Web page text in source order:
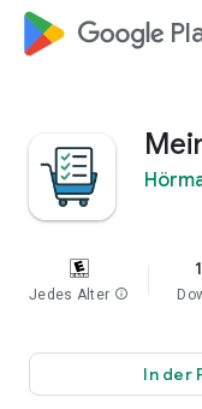
google_logo
Jedes Alter info
In der